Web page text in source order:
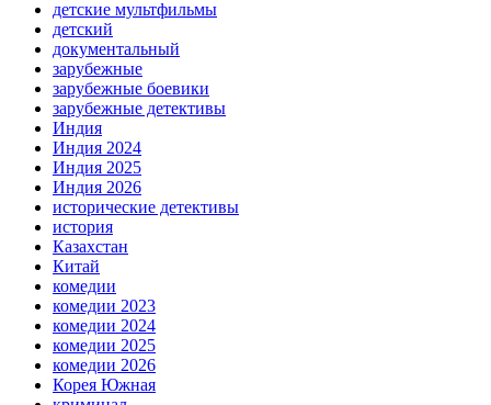
детские мультфильмы
детский
документальный
зарубежные
зарубежные боевики
зарубежные детективы
Индия
Индия 2024
Индия 2025
Индия 2026
исторические детективы
история
Казахстан
Китай
комедии
комедии 2023
комедии 2024
комедии 2025
комедии 2026
Корея Южная